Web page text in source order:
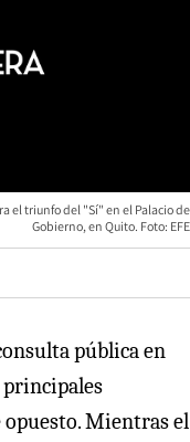
el triunfo del "Sí" en el Palacio de
Gobierno, en Quito. Foto: EFE
pública en
principales
Mientras el